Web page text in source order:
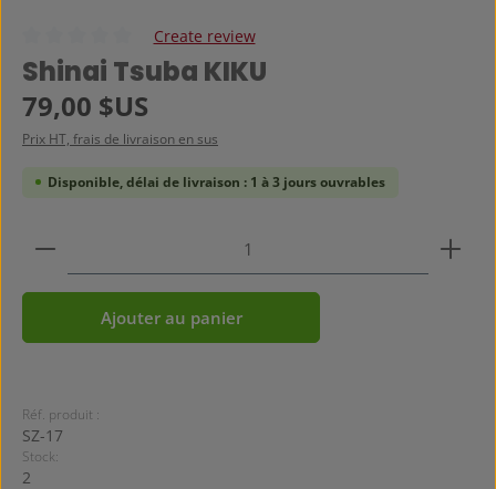
Note moyenne de 0 sur 5 étoiles
Create review
Shinai Tsuba KIKU
Prix régulier :
79,00 $US
Prix HT, frais de livraison en sus
Disponible, délai de livraison : 1 à 3 jours ouvrables
Quantité de produit : Entrez la quantité
Ajouter au panier
Réf. produit :
SZ-17
Stock:
2